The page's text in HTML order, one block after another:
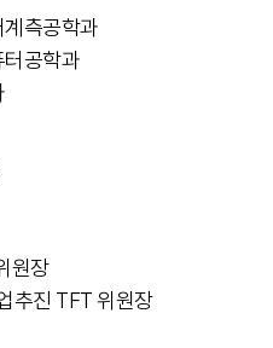
측공학과
공학과
원장
추진 TFT 위원장